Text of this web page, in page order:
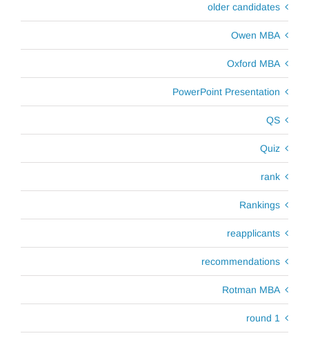
older candidates
Owen MBA
Oxford MBA
PowerPoint Presentation
QS
Quiz
rank
Rankings
reapplicants
recommendations
Rotman MBA
round 1